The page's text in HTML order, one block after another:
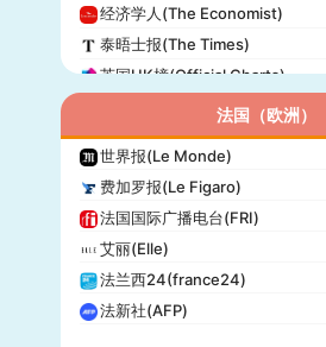
经济学人(The Economist)
泰晤士报(The Times)
英国UK榜(Official Charts)
法国（欧洲）
世界报(Le Monde)
费加罗报(Le Figaro)
法国国际广播电台(FRI)
艾丽(Elle)
法兰西24(france24)
法新社(AFP)